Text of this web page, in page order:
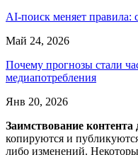
AI-поиск меняет правила:
Май 24, 2026
Почему прогнозы стали
медиапотребления
Янв 20, 2026
Заимствование контента
копируются и
либо изменений.